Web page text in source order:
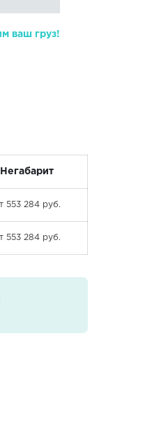
ваш груз!
Негабарит
553 284 руб.
553 284 руб.